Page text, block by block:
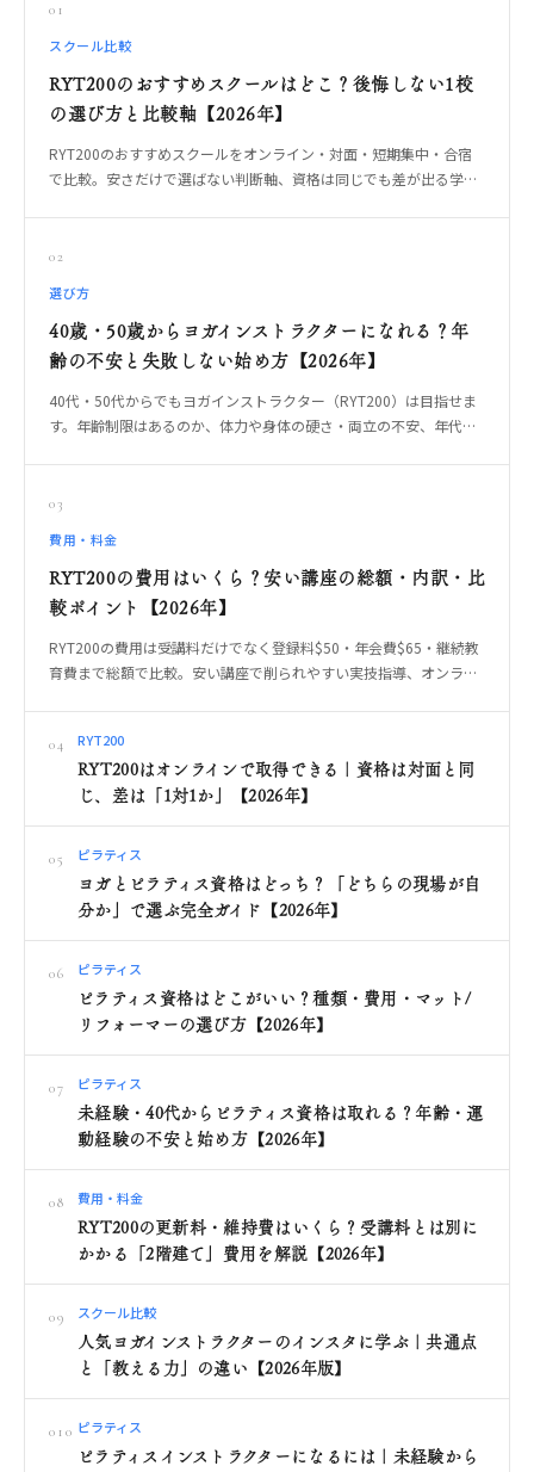
01
スクール比較
RYT200のおすすめスクールはどこ？後悔しない1校
の選び方と比較軸【2026年】
RYT200のおすすめスクールをオンライン・対面・短期集中・合宿
で比較。安さだけで選ばない判断軸、資格は同じでも差が出る学び
02
選び方
40歳・50歳からヨガインストラクターになれる？年
齢の不安と失敗しない始め方【2026年】
40代・50代からでもヨガインストラクター（RYT200）は目指せま
す。年齢制限はあるのか、体力や身体の硬さ・両立の不安、年代だ
03
費用・料金
RYT200の費用はいくら？安い講座の総額・内訳・比
較ポイント【2026年】
RYT200の費用は受講料だけでなく登録料$50・年会費$65・継続教
育費まで総額で比較。安い講座で削られやすい実技指導、オンライ
04 RYT200
RYT200はオンラインで取得できる｜資格は対面と同
じ、差は「1対1か」【2026年】
05 ピラティス
ヨガとピラティス資格はどっち？「どちらの現場が自
分か」で選ぶ完全ガイド【2026年】
06 ピラティス
ピラティス資格はどこがいい？種類・費用・マット/
リフォーマーの選び方【2026年】
07 ピラティス
未経験・40代からピラティス資格は取れる？年齢・運
動経験の不安と始め方【2026年】
08 費用・料金
RYT200の更新料・維持費はいくら？受講料とは別に
かかる「2階建て」費用を解説【2026年】
09 スクール比較
人気ヨガインストラクターのインスタに学ぶ｜共通点
と「教える力」の違い【2026年版】
010 ピラティス
ピラティスインストラクターになるには｜未経験から